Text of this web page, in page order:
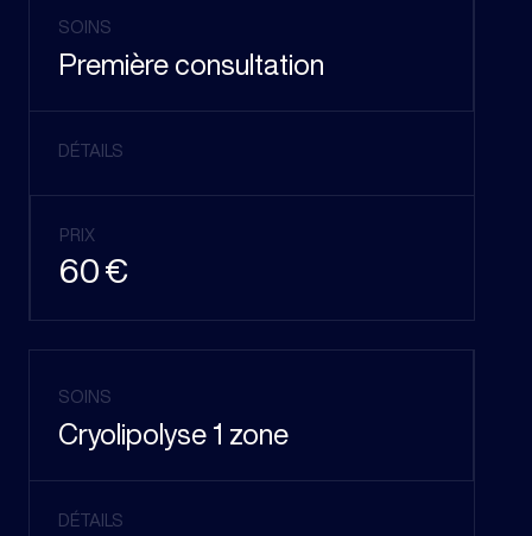
SOINS
Première consultation
DÉTAILS
PRIX
60 €
SOINS
Cryolipolyse 1 zone
DÉTAILS